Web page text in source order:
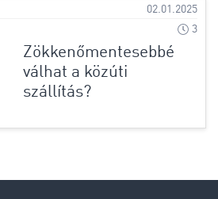
02.01.2025
3
Zökkenőmentesebbé
válhat a közúti
szállítás?